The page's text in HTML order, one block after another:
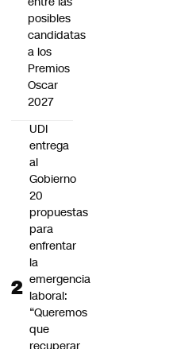
posibles
candidatas
a los
Premios
Oscar
2027
UDI
entrega
al
Gobierno
20
propuestas
para
enfrentar
la
emergencia
laboral:
“Queremos
que